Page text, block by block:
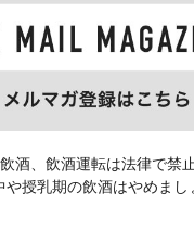
酒、飲酒運転は法律で禁
や授乳期の飲酒はやめまし